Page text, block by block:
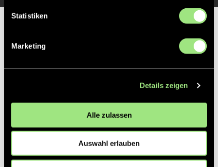
Statistiken
Marketing
Details zeigen
Alle zulassen
Auswahl erlauben